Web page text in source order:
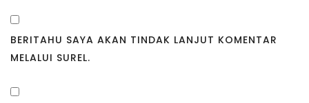
BERITAHU SAYA AKAN TINDAK LANJUT KOMENTAR
MELALUI SUREL.